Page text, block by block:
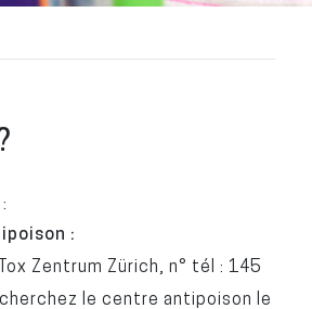
:
Zentrum Zürich, n° tél : 145
le centre antipoison le